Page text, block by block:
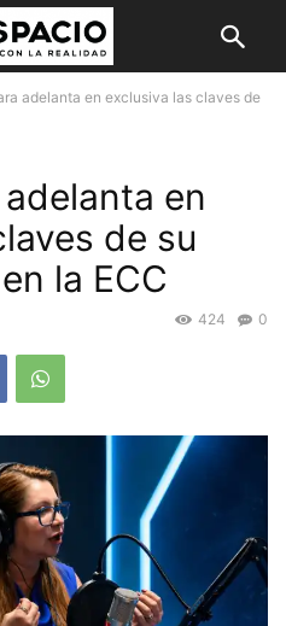
adelanta en exclusiva las claves de
en
de su
la ECC
0
424